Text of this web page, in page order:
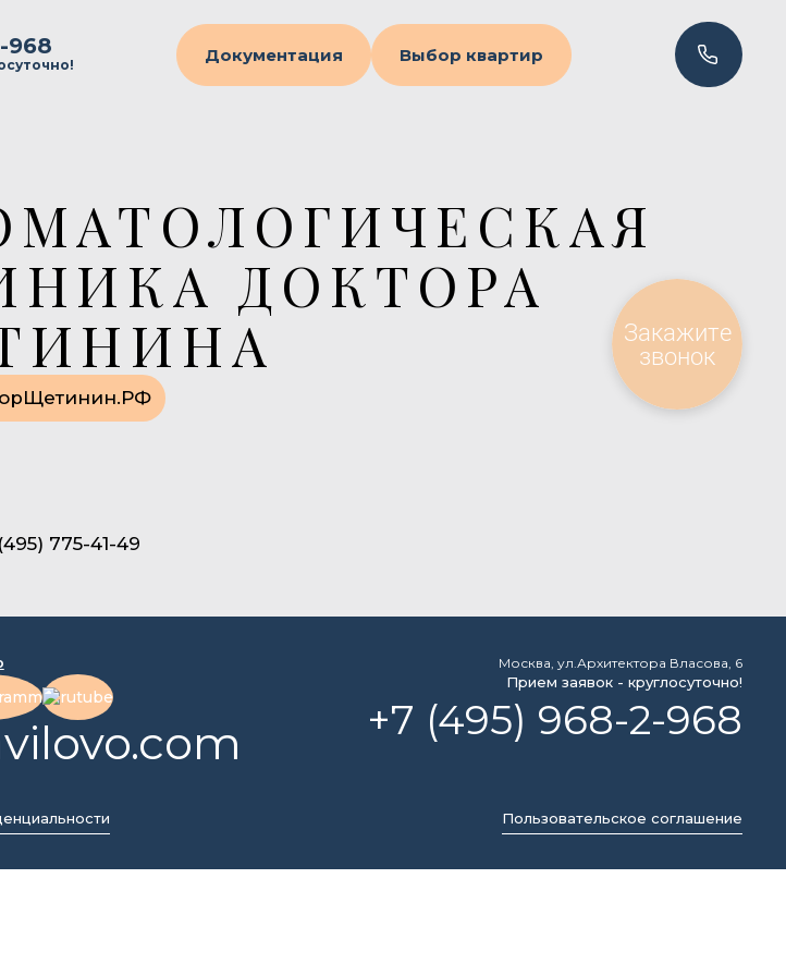
968 Документация Выбор квартир
ДОКТОРА
775-41-49
Москва, ул.Архитектора Власова, 6
Прием заявок - круглосуточно!
+7 (495) 968-2-968
Пользовательское соглашение
Закажите
звонок